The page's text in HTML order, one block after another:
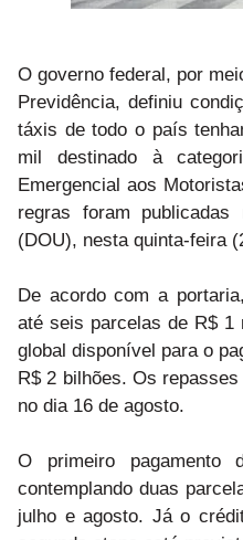
O governo federal, por
Previdência, definiu
táxis de todo o país
mil destinado à
Emergencial aos
regras foram
(DOU), nesta quinta-feira
De acordo com a
até seis parcelas de R$ 1
global disponível para o
R$ 2 bilhões. Os
no dia 16 de agosto.
O primeiro
contemplando duas
julho e agosto. Já o